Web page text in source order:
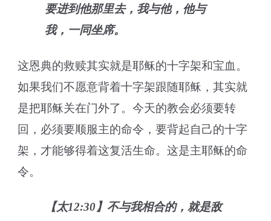
要进到他那里去，我与他，他与
我，一同坐席。
这恩典的救赎其实就是耶稣的十字架和宝血。
如果我们不愿意背着十字架跟随耶稣，其实就
是把耶稣关在门外了。今天的教会必须要转
回，必须要顺服主的命令，要背起自己的十字
架，才能够得着这复活生命。这是主耶稣的命
令。
【太12:30】不与我相合的，就是敌